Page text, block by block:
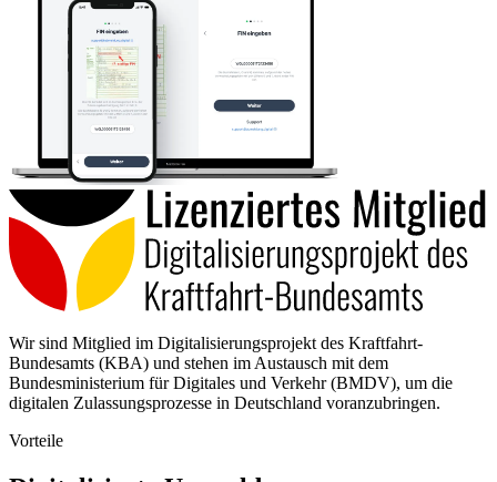
Wir sind Mitglied im Digitalisierungsprojekt des Kraftfahrt-
Bundesamts (KBA) und stehen im Austausch mit dem
Bundesministerium für Digitales und Verkehr (BMDV), um die
digitalen Zulassungsprozesse in Deutschland voranzubringen.
Vorteile